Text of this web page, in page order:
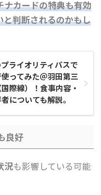
ナカードの特典も有効
と判断されるのかもし
ライオリティパスで
ってみた＠羽田第三
際線）！食事内容・
についても解説。
良好
況も影響している可能